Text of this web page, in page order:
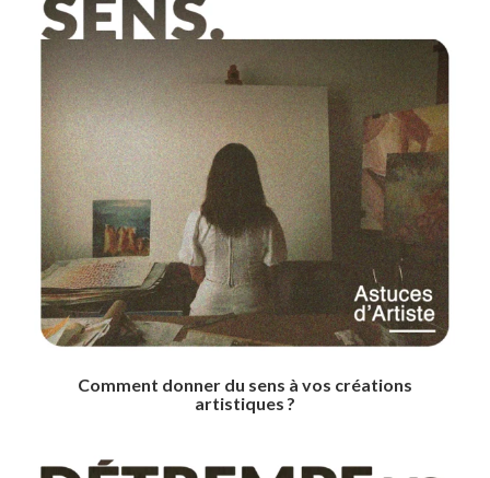
Comment donner du sens à vos créations
artistiques ?